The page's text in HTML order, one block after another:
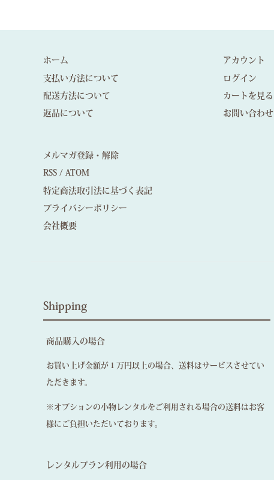
ホーム
支払い方法について
配送方法について
返品について
アカウント
ログイン
カートを見る
お問い合わせ
メルマガ登録・解除
RSS / ATOM
特定商法取引法に基づく表記
プライバシーポリシー
会社概要
Shipping
商品購入の場合
お買い上げ金額が１万円以上の場合、送料はサービスさせてい
ただきます。
※オプションの小物レンタルをご利用される場合の送料はお客
様にご負担いただいております。
レンタルプラン利用の場合